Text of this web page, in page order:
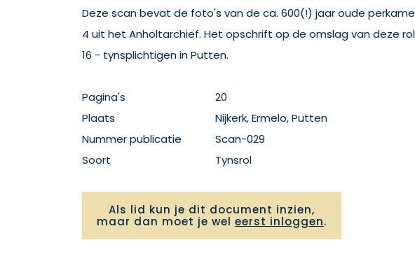
Deze scan bevat de foto's van de ca. 600(!) jaar oude
4 uit het Anholtarchief. Het opschrift op de omslag van deze rol:
16 - tynsplichtigen in Putten.
Pagina's
20
Plaats
Nijkerk, Ermelo, Putten
Nummer publicatie
Scan-029
Soort
Tynsrol
Als lid kun je dit document inzien,
maar dan moet je wel eerst inloggen.